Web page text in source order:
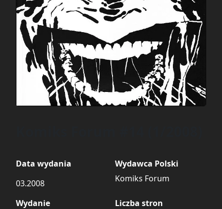
Data wydania
03.2008
Wydawca Polski
Komiks Forum
Wydanie
Liczba stron